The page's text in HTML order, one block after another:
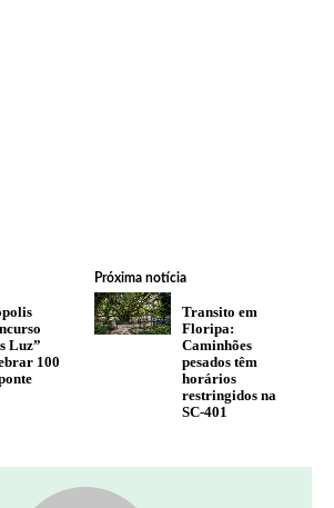
Luz”
100
Próxima notícia
Transito em
Floripa:
Caminhões
pesados têm
horários
restringidos na
SC-401